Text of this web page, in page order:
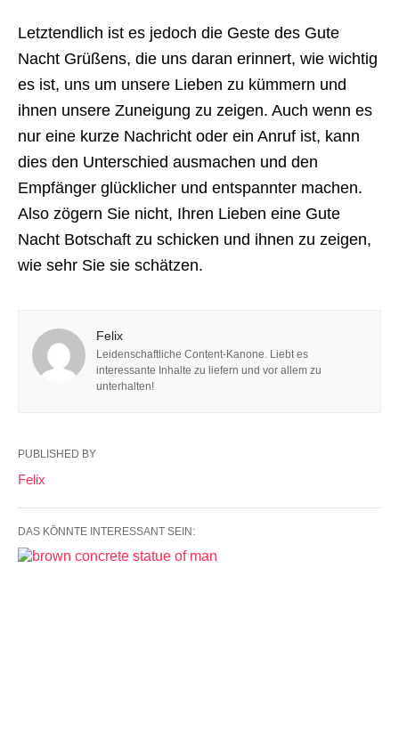
Letztendlich ist es jedoch die Geste des Gute
Nacht Grüßens, die uns daran erinnert, wie wichtig
es ist, uns um unsere Lieben zu kümmern und
ihnen unsere Zuneigung zu zeigen. Auch wenn es
nur eine kurze Nachricht oder ein Anruf ist, kann
dies den Unterschied ausmachen und den
Empfänger glücklicher und entspannter machen.
Also zögern Sie nicht, Ihren Lieben eine Gute
Nacht Botschaft zu schicken und ihnen zu zeigen,
wie sehr Sie sie schätzen.
Felix
Leidenschaftliche Content-Kanone. Liebt es
interessante Inhalte zu liefern und vor allem zu
unterhalten!
PUBLISHED BY
Felix
DAS KÖNNTE INTERESSANT SEIN: